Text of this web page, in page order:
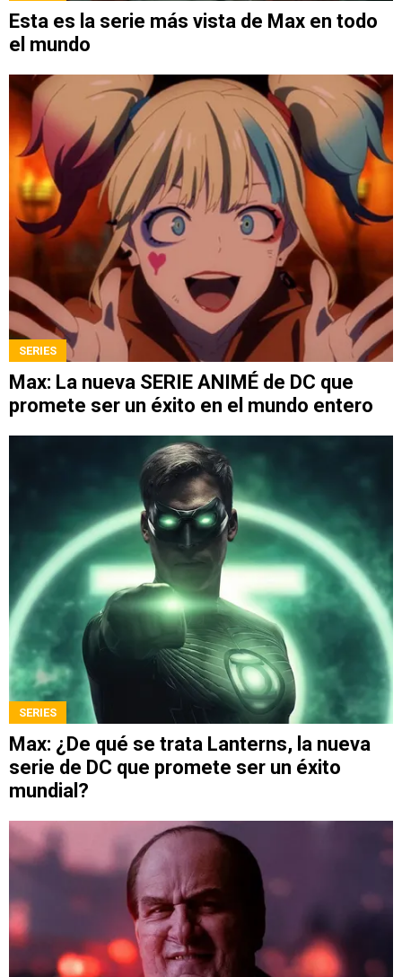
Esta es la serie más vista de Max en todo
el mundo
SERIES
Max: La nueva SERIE ANIMÉ de DC que
promete ser un éxito en el mundo entero
SERIES
Max: ¿De qué se trata Lanterns, la nueva
serie de DC que promete ser un éxito
mundial?